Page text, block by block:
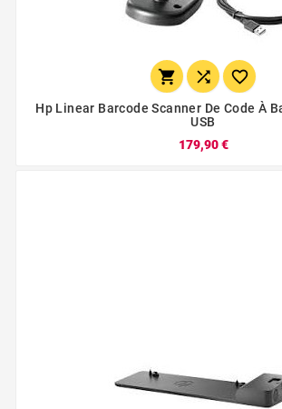
  
Hp Linear Barcode Scanner De Code À
USB
179,90 €